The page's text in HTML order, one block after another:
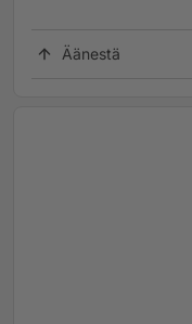
Äänestä